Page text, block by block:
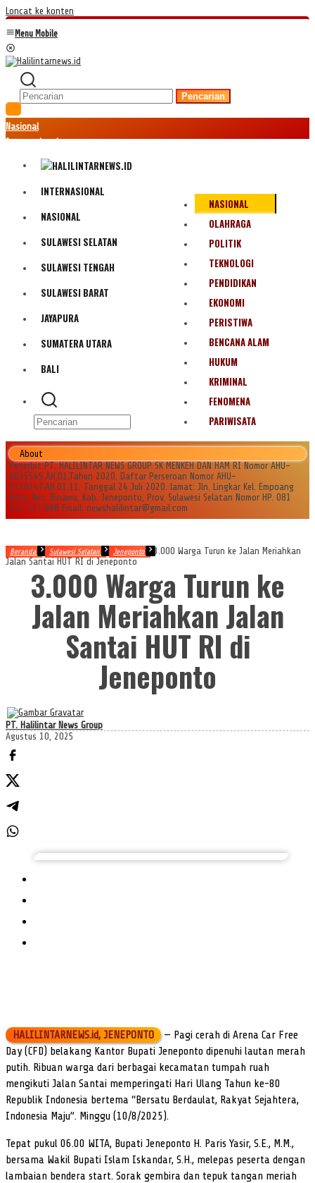
Loncat ke konten
Menu Mobile
Pencarian
Nasional
Internasional
Politik
Olahraga
Bencana Alam
INTERNASIONAL
NASIONAL
SULAWESI SELATAN
SULAWESI TENGAH
SULAWESI BARAT
JAYAPURA
SUMATERA UTARA
BALI
NASIONAL
OLAHRAGA
POLITIK
TEKNOLOGI
PENDIDIKAN
EKONOMI
PERISTIWA
BENCANA ALAM
HUKUM
KRIMINAL
FENOMENA
PARIWISATA
About
Penerbit PT. HALILINTAR NEWS GROUP SK MENKEH DAN HAM RI Nomor AHU-
0035545.AH.01.Tahun 2020. Daftar Perseroan Nomor AHU-
0120147.AH.01.11. Tanggal 24 Juli 2020. lamat: Jln. Lingkar Kel. Empoang
Kota, Kec. Binamu, Kab. Jeneponto, Prov. Sulawesi Selatan Nomor HP. 081
355 177 988 Email: newshalilintar@gmail.com
Beranda Sulawesi Selatan Jeneponto
3.000 Warga Turun ke Jalan Meriahkan
Jalan Santai HUT RI di Jeneponto
3.000 Warga Turun ke
Jalan Meriahkan Jalan
Santai HUT RI di
Jeneponto
PT. Halilintar News Group
Agustus 10, 2025
HALILINTARNEWS.id, JENEPONTO — Pagi cerah di Arena Car Free
Day (CFD) belakang Kantor Bupati Jeneponto dipenuhi lautan merah
putih. Ribuan warga dari berbagai kecamatan tumpah ruah
mengikuti Jalan Santai memperingati Hari Ulang Tahun ke-80
Republik Indonesia bertema “Bersatu Berdaulat, Rakyat Sejahtera,
Indonesia Maju”. Minggu (10/8/2025).
Tepat pukul 06.00 WITA, Bupati Jeneponto H. Paris Yasir, S.E., M.M.,
bersama Wakil Bupati Islam Iskandar, S.H., melepas peserta dengan
lambaian bendera start. Sorak gembira dan tepuk tangan meriah